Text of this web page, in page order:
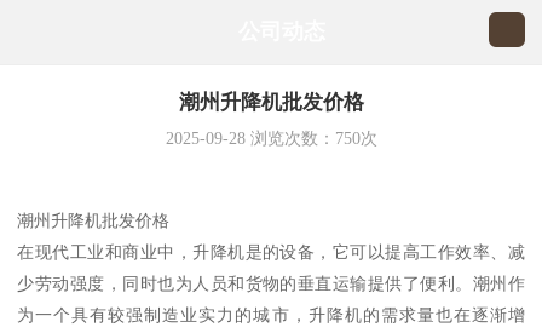
潮州升降机批发价格
2025-09-28浏览次数： 750次
潮州升降机批发价格
在现代工业和商业中，升降机是的设备，它可以提高工作效率、减
少劳动强度，同时也为人员和货物的垂直运输提供了便利。潮州作
为一个具有较强制造业实力的城市，升降机的需求量也在逐渐增